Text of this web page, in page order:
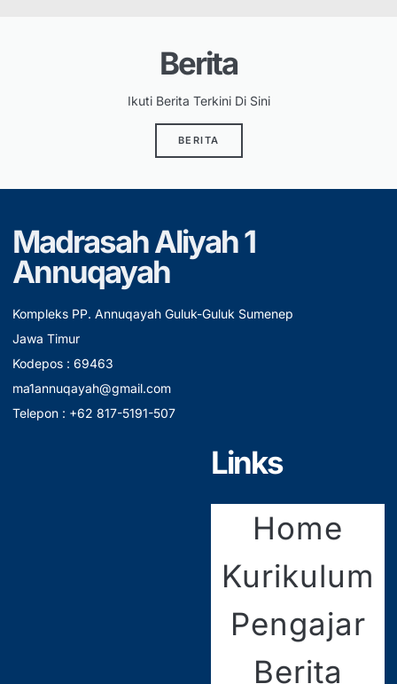
Berita
Ikuti Berita Terkini Di Sini
BERITA
Madrasah Aliyah 1
Annuqayah
Kompleks PP. Annuqayah Guluk-Guluk Sumenep
Jawa Timur
Kodepos : 69463
ma1annuqayah@gmail.com
Telepon : +62 817-5191-507
Links
Home
Kurikulum
Pengajar
Berita